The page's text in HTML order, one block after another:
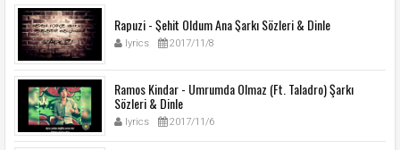
Rapuzi - Şehit Oldum Ana Şarkı Sözleri & Dinle
lyrics 2017/11/8
Ramos Kindar - Umrumda Olmaz (Ft. Taladro) Şarkı
Sözleri & Dinle
lyrics 2017/11/6